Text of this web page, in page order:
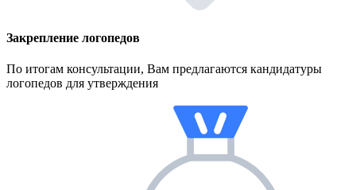
Закрепление логопедов
По итогам консультации, Вам предлагаются кандидатуры
логопедов для утверждения